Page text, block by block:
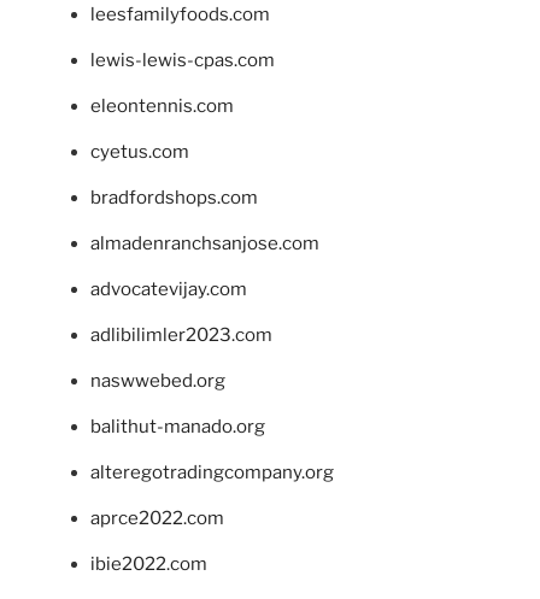
leesfamilyfoods.com
lewis-lewis-cpas.com
eleontennis.com
cyetus.com
bradfordshops.com
almadenranchsanjose.com
advocatevijay.com
adlibilimler2023.com
naswwebed.org
balithut-manado.org
alteregotradingcompany.org
aprce2022.com
ibie2022.com